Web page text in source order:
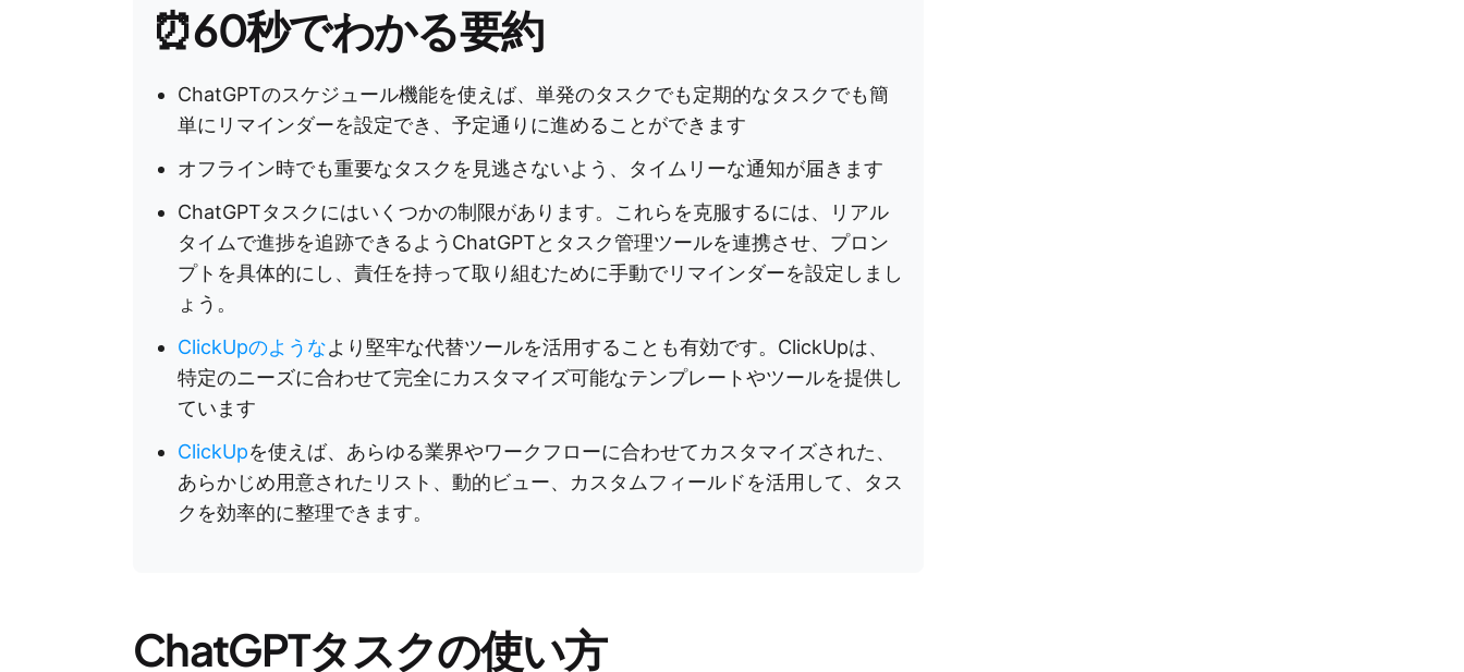
⏰60秒でわかる要約
ChatGPTのスケジュール機能を使えば、単発のタスクでも定期的なタスクでも簡
単にリマインダーを設定でき、予定通りに進めることができます
オフライン時でも重要なタスクを見逃さないよう、タイムリーな通知が届きます
ChatGPTタスクにはいくつかの制限があります。これらを克服するには、リアル
タイムで進捗を追跡できるようChatGPTとタスク管理ツールを連携させ、プロン
プトを具体的にし、責任を持って取り組むために手動でリマインダーを設定しまし
ょう。
ClickUpのようなより堅牢な代替ツールを活用することも有効です。ClickUpは、
特定のニーズに合わせて完全にカスタマイズ可能なテンプレートやツールを提供し
ています
ClickUpを使えば、あらゆる業界やワークフローに合わせてカスタマイズされた、
あらかじめ用意されたリスト、動的ビュー、カスタムフィールドを活用して、タス
クを効率的に整理できます。
ChatGPTタスクの使い方